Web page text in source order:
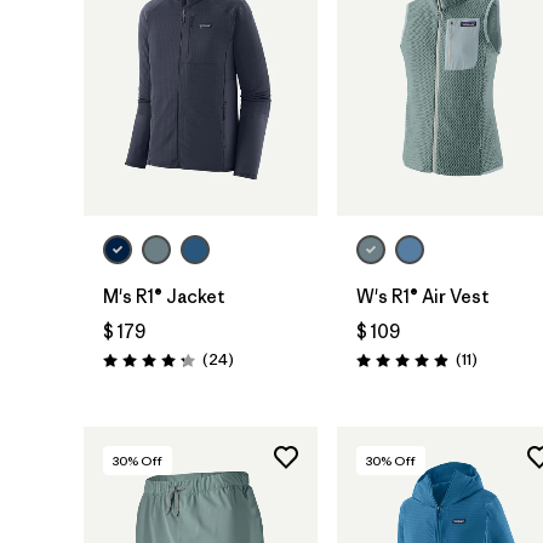
M's R1® Jacket
$ 179
Valoración: 4.3 / 5
(24Comentarios
)
W's R1® Air Vest
$ 109
Valoración: 4.9 / 5
(11)
30% Off 30% Off